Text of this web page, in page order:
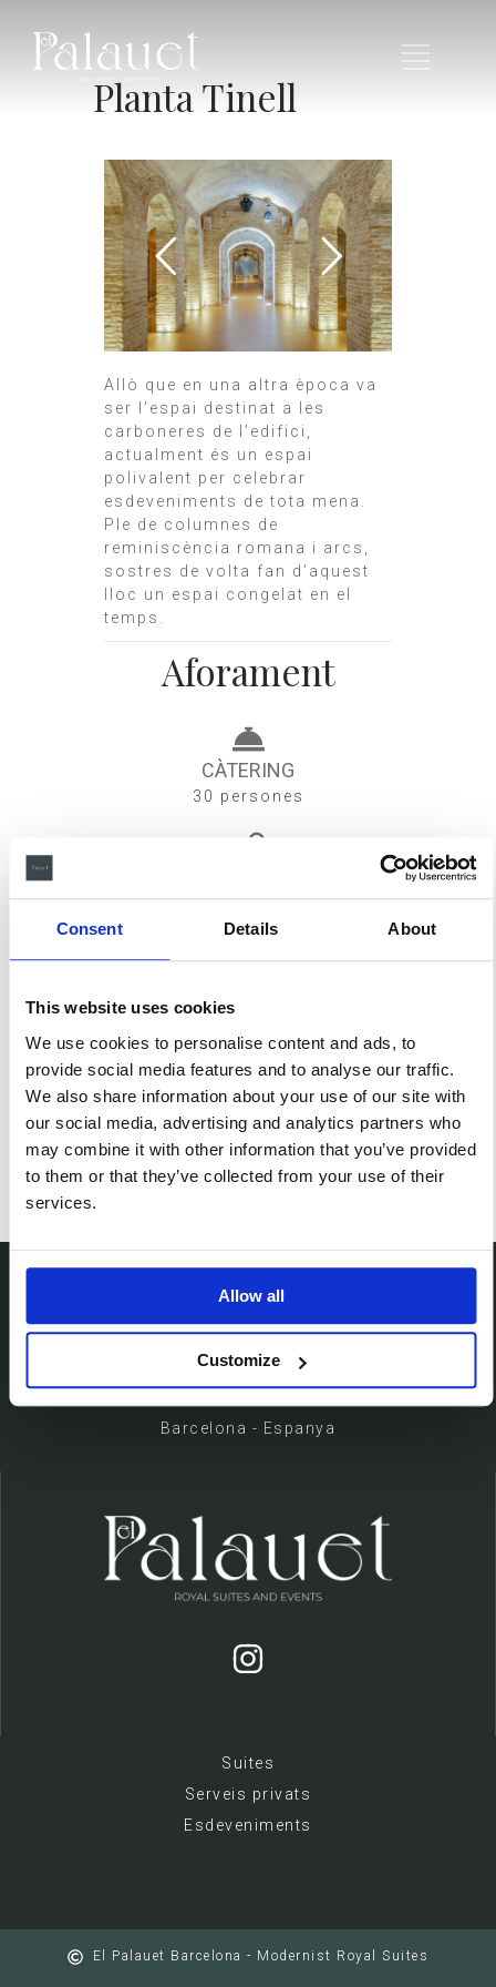
Consent Details About
This website uses cookies
We use cookies to personalise content and ads, to
provide social media features and to analyse our traffic.
We also share information about your use of our site with
our social media, advertising and analytics partners who
may combine it with other information that you’ve provided
to them or that they’ve collected from your use of their
services.
Allow all
Customize
Planta Tinell
Allò que en una altra època va
ser l’espai destinat a les
carboneres de l’edifici,
actualment és un espai
polivalent per celebrar
esdeveniments de tota mena.
Ple de columnes de
reminiscència romana i arcs,
sostres de volta fan d’aquest
lloc un espai congelat en el
temps.
Aforament
CÀTERING
30 persones
50 persones
20 persones
TEATRE
40 persones
Ubicació
Barcelona - Espanya
Suites
Serveis privats
Esdeveniments
El Palauet Barcelona - Modernist Royal Suites